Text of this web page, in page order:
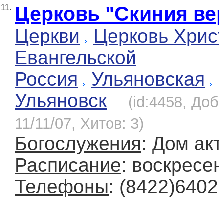
11. Церковь "Скиния
Церкви
Церковь
Евангельской
Россия
Ульяновская
Ульяновск
(id:4458,
11/11/07, Хитов: 3)
Богослужения: Дом
Расписание:
Телефоны: